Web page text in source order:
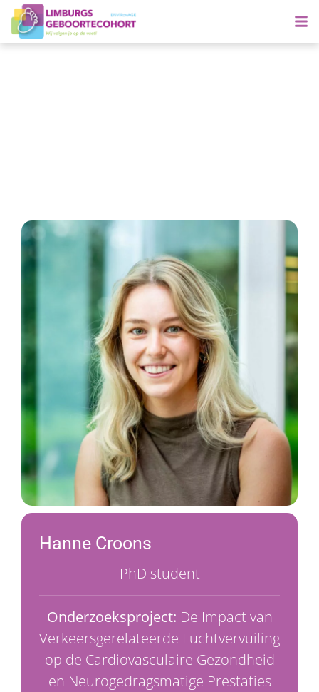
Hanne Croons
PhD student
Onderzoeksproject: De Impact van
Verkeersgerelateerde Luchtvervuiling
op de Cardiovasculaire Gezondheid
en Neurogedragsmatige Prestaties